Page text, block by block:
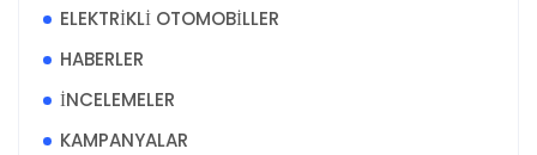
ELEKTRİKLİ OTOMOBİLLER
HABERLER
İNCELEMELER
KAMPANYALAR